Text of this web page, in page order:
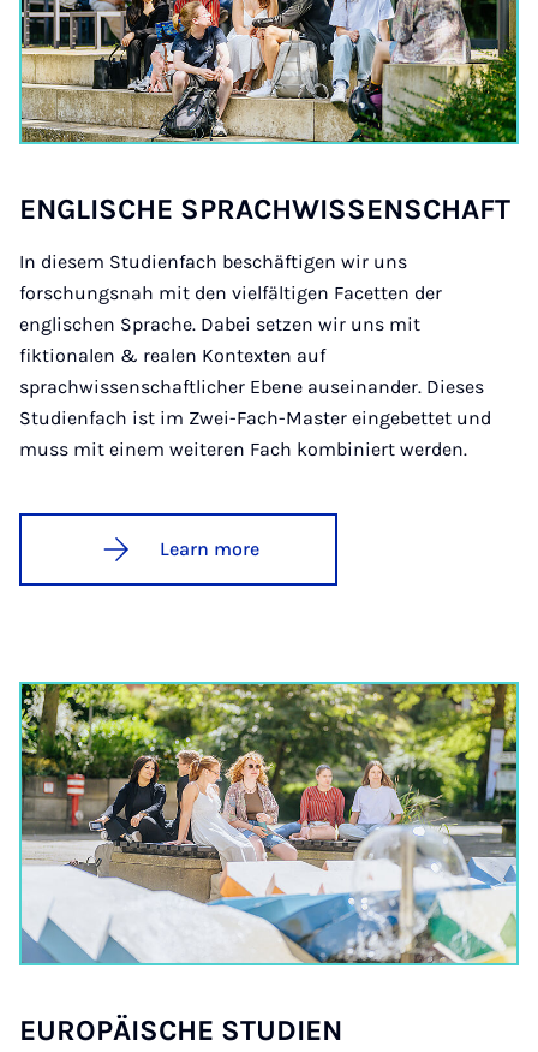
ENG­LISCHE SPRAC­H­WIS­SENSCHAFT
In diesem Studienfach beschäftigen wir uns
forschungsnah mit den vielfältigen Facetten der
englischen Sprache. Dabei setzen wir uns mit
fiktionalen & realen Kontexten auf
sprachwissenschaftlicher Ebene auseinander. Dieses
Studienfach ist im Zwei-Fach-Master eingebettet und
muss mit einem weiteren Fach kombiniert werden.
Learn more
EUROPÄIS­CHE STUD­I­EN